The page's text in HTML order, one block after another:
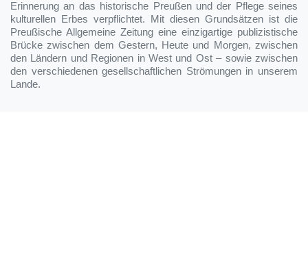
Erinnerung an das historische Preußen und der Pflege seines
kulturellen Erbes verpflichtet. Mit diesen Grundsätzen ist die
Preußische Allgemeine Zeitung eine einzigartige publizistische
Brücke zwischen dem Gestern, Heute und Morgen, zwischen
den Ländern und Regionen in West und Ost – sowie zwischen
den verschiedenen gesellschaftlichen Strömungen in unserem
Lande.